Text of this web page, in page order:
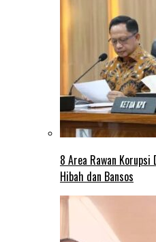
8 Area Rawan
Hibah dan Bansos